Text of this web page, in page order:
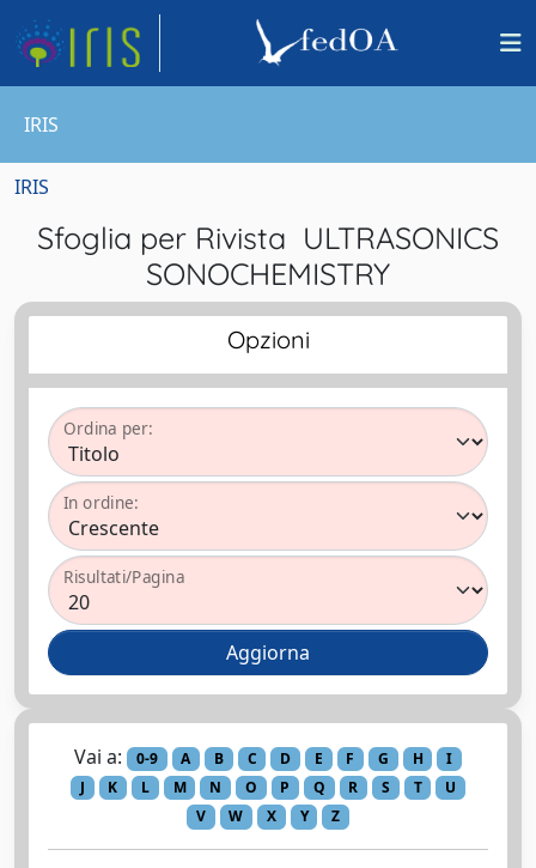
IRIS
IRIS
Sfoglia per Rivista ULTRASONICS
SONOCHEMISTRY
Opzioni
Ordina per:
In ordine:
Risultati/Pagina
Vai a: 0-9 A B C D E F G H
I
J
K L M N O P Q R S T
U
V
W X Y Z